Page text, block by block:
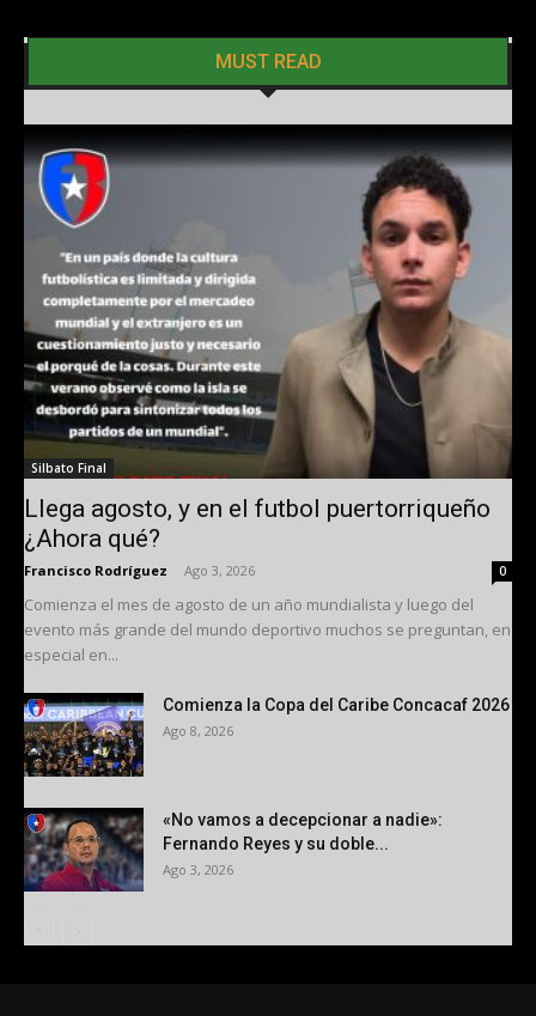
MUST READ
Silbato Final
Llega agosto, y en el futbol puertorriqueño
¿Ahora qué?
Francisco Rodríguez Ago 3, 2026 0
Comienza el mes de agosto de un año mundialista y luego del
evento más grande del mundo deportivo muchos se preguntan, en
especial en...
Comienza la Copa del Caribe Concacaf 2026
Ago 8, 2026
«No vamos a decepcionar a nadie»:
Fernando Reyes y su doble...
Ago 3, 2026